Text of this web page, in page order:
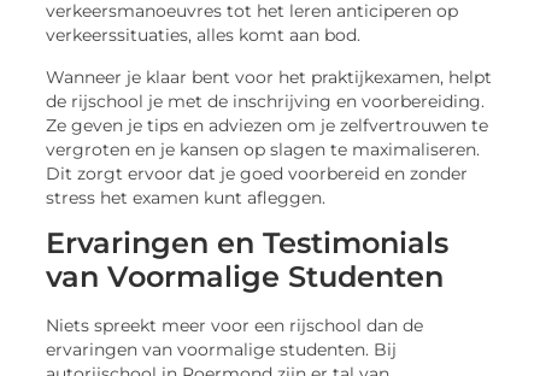
verkeersmanoeuvres tot het leren anticiperen op
verkeerssituaties, alles komt aan bod.
Wanneer je klaar bent voor het praktijkexamen, helpt
de rijschool je met de inschrijving en voorbereiding.
Ze geven je tips en adviezen om je zelfvertrouwen te
vergroten en je kansen op slagen te maximaliseren.
Dit zorgt ervoor dat je goed voorbereid en zonder
stress het examen kunt afleggen.
Ervaringen en Testimonials
van Voormalige Studenten
Niets spreekt meer voor een rijschool dan de
ervaringen van voormalige studenten. Bij